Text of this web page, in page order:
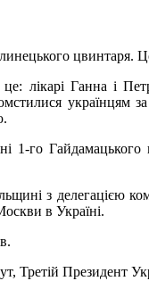
лікарі Ганна і
українцям
1-го Гайдамацького
з делегацією
в Україні.
Третій Президент